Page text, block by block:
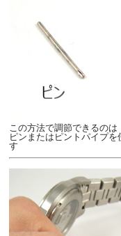
この方法で調節できるのは
ピンまたはピントパイプ
す